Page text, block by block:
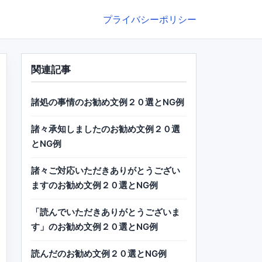
プライバシーポリシー
関連記事
諸処の事情のお勧め文例２０選とNG例
諸々承知しましたのお勧め文例２０選
とNG例
諸々ご対応いただきありがとうござい
ますのお勧め文例２０選とNG例
「読んでいただきありがとうございま
す」のお勧め文例２０選とNG例
読んだのお勧め文例２０選とNG例